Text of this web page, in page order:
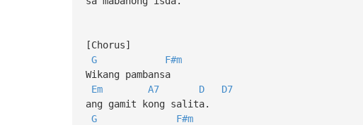
[Chorus]
G
F#m
Wikang pambansa
Em
A7 D
D7
ang gamit kong salita.
G
F#m